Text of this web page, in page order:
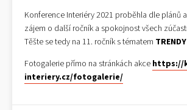
Konference Interiéry 2021 proběhla dle plánů
zájem o další ročník a spokojnost všech
Těšte se tedy na 11. ročník s tématem
Fotogalerie přímo na stránkách akce https://
interiery.cz/fotogalerie/